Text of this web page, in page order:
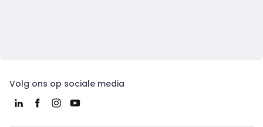
Volg ons op sociale media